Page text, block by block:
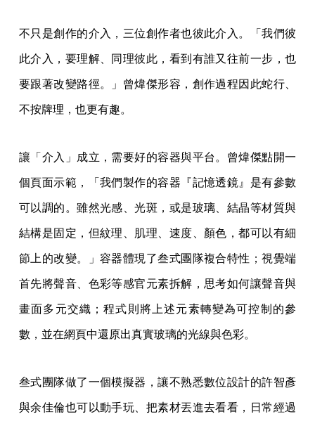
不只是創作的介入，三位創作者也彼此介入。「我們彼
此介入，要理解、同理彼此，看到有誰又往前一步，也
要跟著改變路徑。」曾煒傑形容，創作過程因此蛇行、
不按牌理，也更有趣。
讓「介入」成立，需要好的容器與平台。曾煒傑點開一
個頁面示範，「我們製作的容器『記憶透鏡』是有參數
可以調的。雖然光感、光斑，或是玻璃、結晶等材質與
結構是固定，但紋理、肌理、速度、顏色，都可以有細
節上的改變。」容器體現了叁式團隊複合特性；視覺端
首先將聲音、色彩等感官元素拆解，思考如何讓聲音與
畫面多元交織；程式則將上述元素轉變為可控制的參
數，並在網頁中還原出真實玻璃的光線與色彩。
叁式團隊做了一個模擬器，讓不熟悉數位設計的許智彥
與余佳倫也可以動手玩、把素材丟進去看看，日常經過